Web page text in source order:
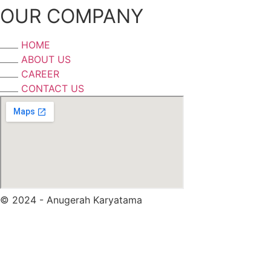
OUR COMPANY
HOME
ABOUT US
CAREER
CONTACT US
© 2024 - Anugerah Karyatama